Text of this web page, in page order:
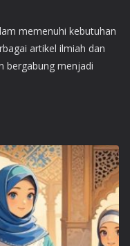
memenuhi kebutuhan
artikel ilmiah dan
bergabung menjadi